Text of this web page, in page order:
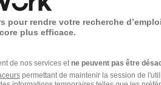
pour rendre votre recherche
plus efficace.
de nos services etne peuvent pas être
permettant de maintenir la session de